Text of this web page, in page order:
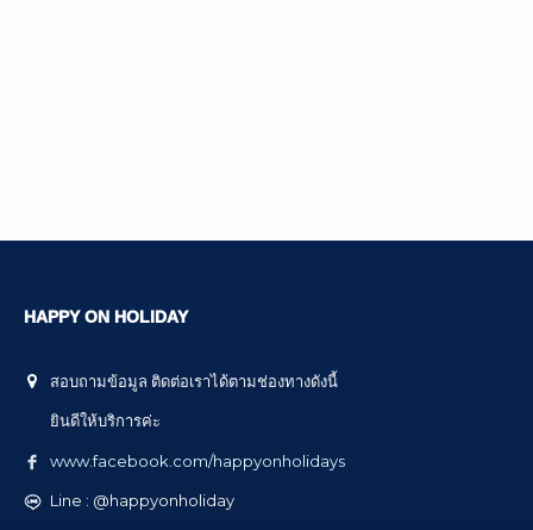
HAPPY ON HOLIDAY
สอบถามข้อมูล ติดต่อเราได้ตามช่องทางดังนี้
ยินดีให้บริการค่ะ
www.facebook.com/happyonholidays
Line : @happyonholiday